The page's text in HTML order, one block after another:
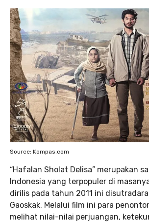
Source: Kompas.com
“Hafalan Sholat Delisa” merupakan
Indonesia yang terpopuler di
dirilis pada tahun 2011 ini
Gaoskak. Melalui film ini para
melihat nilai-nilai perjuangan,